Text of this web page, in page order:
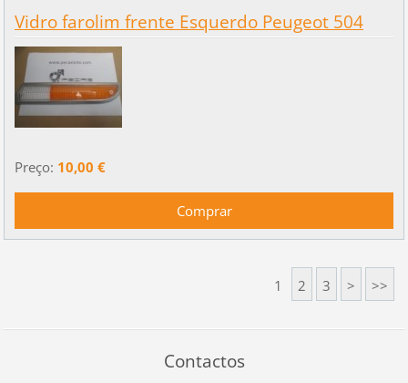
Vidro farolim frente Esquerdo Peugeot 504
Preço: 10,00 €
1 2 3 > >>
Contactos